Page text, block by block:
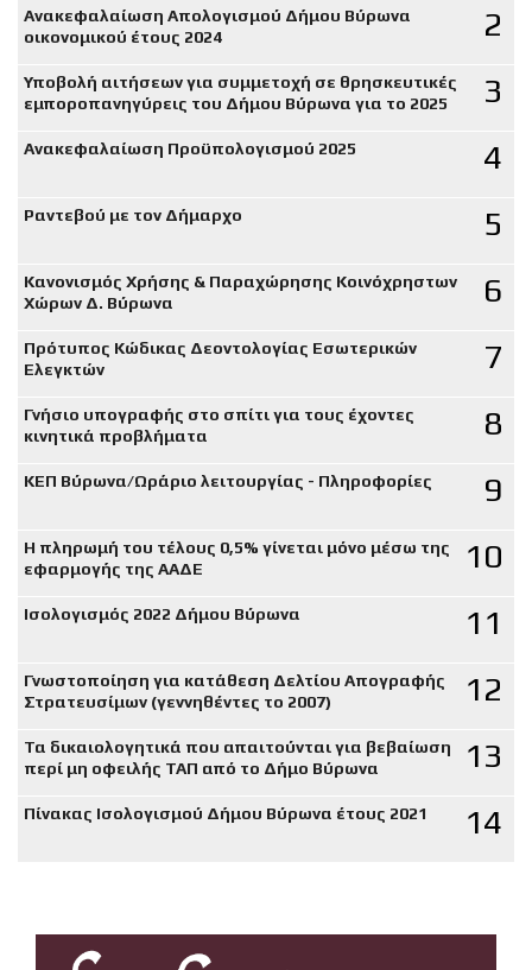
Ανακεφαλαίωση Απολογισμού Δήμου Βύρωνα
οικονομικού έτους 2024
2
Υποβολή αιτήσεων για συμμετοχή σε θρησκευτικές
εμποροπανηγύρεις του Δήμου Βύρωνα για το 2025
3
Ανακεφαλαίωση Προϋπολογισμού 2025 4
Ραντεβού με τον Δήμαρχο 5
Κανονισμός Χρήσης & Παραχώρησης Κοινόχρηστων
Χώρων Δ. Βύρωνα
6
Πρότυπος Κώδικας Δεοντολογίας Εσωτερικών
Ελεγκτών
7
Γνήσιο υπογραφής στο σπίτι για τους έχοντες
κινητικά προβλήματα
8
ΚΕΠ Βύρωνα/Ωράριο λειτουργίας - Πληροφορίες 9
Η πληρωμή του τέλους 0,5% γίνεται μόνο μέσω της
εφαρμογής της ΑΑΔΕ
10
Ισολογισμός 2022 Δήμου Βύρωνα 11
Γνωστοποίηση για κατάθεση Δελτίου Απογραφής
Στρατευσίμων (γεννηθέντες το 2007)
12
Τα δικαιολογητικά που απαιτούνται για βεβαίωση
περί μη οφειλής ΤΑΠ από το Δήμο Βύρωνα
13
Πίνακας Ισολογισμού Δήμου Βύρωνα έτους 2021 14